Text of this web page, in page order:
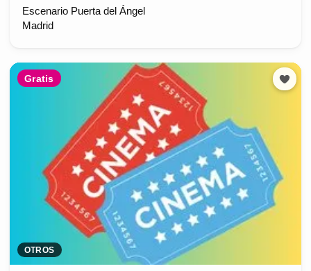
Escenario Puerta del Ángel
Madrid
Gratis
OTROS